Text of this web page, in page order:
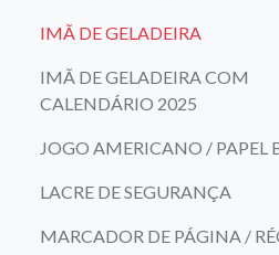
IMÃ DE GELADEIRA
IMÃ DE GELADEIRA COM
CALENDÁRIO 2025
JOGO AMERICANO / PAPEL
LACRE DE SEGURANÇA
MARCADOR DE PÁGINA /